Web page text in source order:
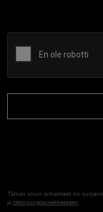
Tämän sivun lomakkeet on
jatietosuojalausekkeeseen